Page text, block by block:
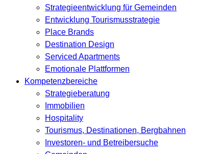
Strategieentwicklung für Gemeinden
Entwicklung Tourismusstrategie
Place Brands
Destination Design
Serviced Apartments
Emotionale Plattformen
Kompetenzbereiche
Strategieberatung
Immobilien
Hospitality
Tourismus, Destinationen, Bergbahnen
Investoren- und Betreibersuche